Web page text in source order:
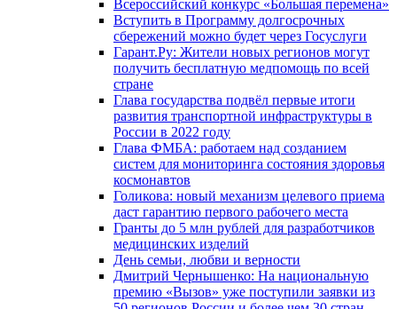
Всероссийский конкурс «Большая перемена»
Вступить в Программу долгосрочных
сбережений можно будет через Госуслуги
Гарант.Ру: Жители новых регионов могут
получить бесплатную медпомощь по всей
стране
Глава государства подвёл первые итоги
развития транспортной инфраструктуры в
России в 2022 году
Глава ФМБА: работаем над созданием
систем для мониторинга состояния здоровья
космонавтов
Голикова: новый механизм целевого приема
даст гарантию первого рабочего места
Гранты до 5 млн рублей для разработчиков
медицинских изделий
День семьи, любви и верности
Дмитрий Чернышенко: На национальную
премию «Вызов» уже поступили заявки из